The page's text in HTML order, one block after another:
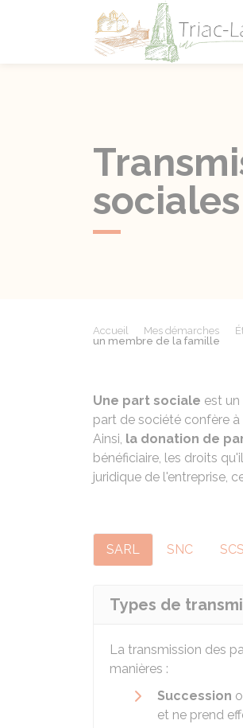
Accueil Mes démarches
un membre de la famille
Une part sociale est
part de société confère
Ainsi, la donation de
bénéficiaire, les droits
juridique de l'entreprise,
SARL SNC SCS
Types de
La transmission des
manières :
Succession
et ne prend